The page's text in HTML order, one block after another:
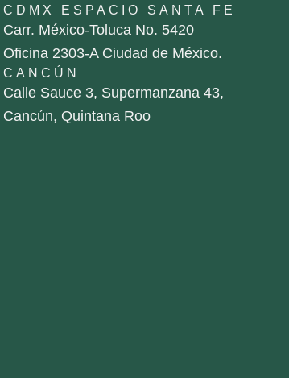
CDMX ESPACIO SANTA FE
Carr. México-Toluca No. 5420
Oficina 2303-A Ciudad de México.
CANCÚN
Calle Sauce 3, Supermanzana 43,
Cancún, Quintana Roo